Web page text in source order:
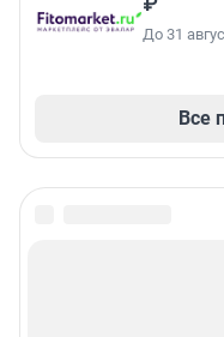
До 31
Все